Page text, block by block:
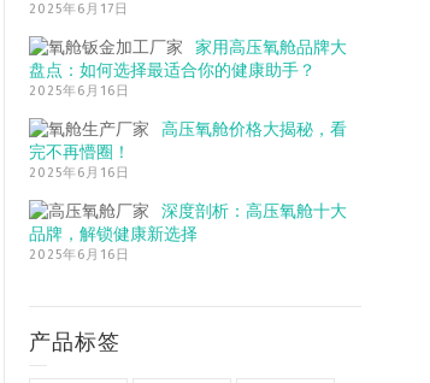
2025年6月17日
家用高压氧舱品牌大
盘点：如何选择最适合你的健康助手？
2025年6月16日
高压氧舱价格大揭秘，看
完不再懵圈！
2025年6月16日
深度剖析：高压氧舱十大
品牌，解锁健康新选择
2025年6月16日
产品标签